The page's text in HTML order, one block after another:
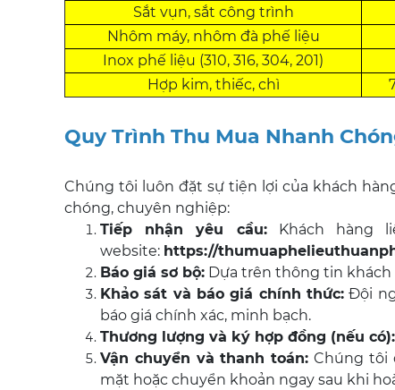
Sắt vụn, sắt công trình
Nhôm máy, nhôm đà phế liệu
Inox phế liệu (310, 316, 304, 201)
Hợp kim, thiếc, chì
Quy Trình Thu Mua Nhanh
Chúng tôi luôn đặt sự tiện lợi của khách
chóng, chuyên nghiệp:
Tiếp nhận yêu cầu:Khách hàng
website: https://
Báo giá sơ bộ: Dựa trên thông tin khách
Khảo sát và báo giá chính thức: Đội
báo giá chính xác, minh bạch.
Thương lượng và ký hợp đồng (nếu có):
Vận chuyển và thanh toán: Chúng tôi
mặt hoặc chuyển khoản ngay sau khi